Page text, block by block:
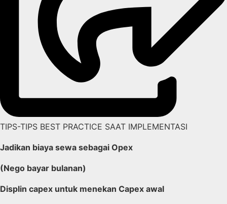
TIPS-TIPS BEST PRACTICE SAAT IMPLEMENTASI
Jadikan biaya sewa sebagai Opex
(Nego bayar bulanan)
Displin capex untuk menekan Capex awal